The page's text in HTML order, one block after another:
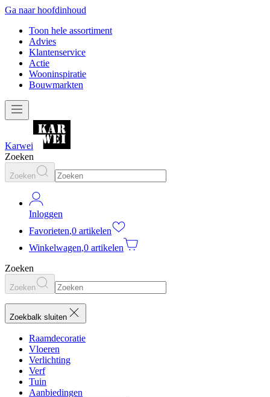
Ga naar hoofdinhoud
Toon hele assortiment
Advies
Klantenservice
Actie
Wooninspiratie
Bouwmarkten
Karwei
Zoeken
Zoeken
Inloggen
Favorieten,0 artikelen
Winkelwagen,0 artikelen
Zoeken
Zoeken
Zoekbalk sluiten
Raamdecoratie
Vloeren
Verlichting
Verf
Tuin
Aanbiedingen